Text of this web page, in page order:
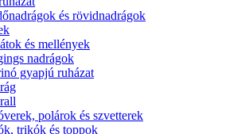
és rövidnadrágok
és mellények
nadrágok
gyapjú ruházat
polárok és szvetterek
trikók és toppok